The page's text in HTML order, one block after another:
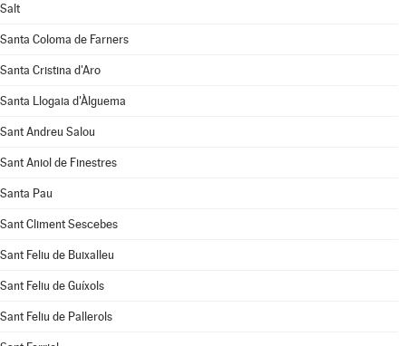
Salt
Santa Coloma de Farners
Santa Cristina d'Aro
Santa Llogaia d'Àlguema
Sant Andreu Salou
Sant Aniol de Finestres
Santa Pau
Sant Climent Sescebes
Sant Feliu de Buixalleu
Sant Feliu de Guíxols
Sant Feliu de Pallerols